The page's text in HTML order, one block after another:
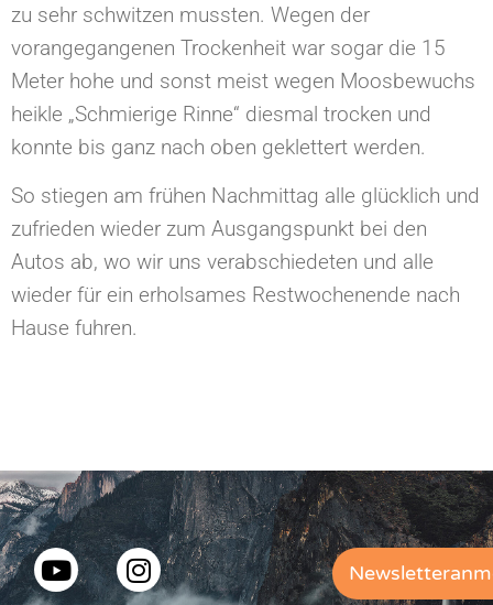
zu sehr schwitzen mussten. Wegen der
vorangegangenen Trockenheit war sogar die 15
Meter hohe und sonst meist wegen Moosbewuchs
heikle „Schmierige Rinne“ diesmal trocken und
konnte bis ganz nach oben geklettert werden.
So stiegen am frühen Nachmittag alle glücklich und
zufrieden wieder zum Ausgangspunkt bei den
Autos ab, wo wir uns verabschiedeten und alle
wieder für ein erholsames Restwochenende nach
Hause fuhren.